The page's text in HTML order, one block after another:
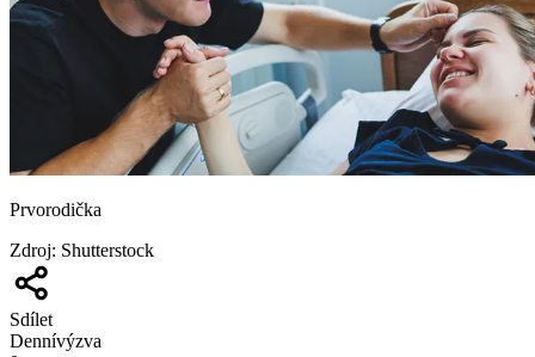
Prvorodička
Zdroj: Shutterstock
Sdílet
Dennívýzva